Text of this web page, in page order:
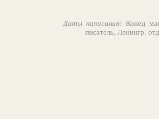
Даты написания: Конец
писатель, Ленингр.